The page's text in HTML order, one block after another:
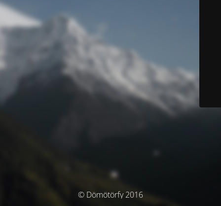
© Dömötörfy 2016